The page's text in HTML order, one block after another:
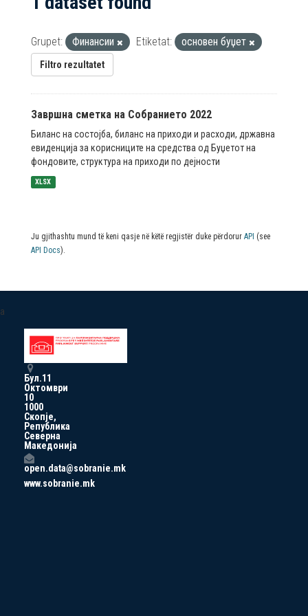
Grupet: Финансии Etiketat: основен буџет
Filtro rezultatet
Завршна сметка на Собранието 2022
Биланс на состојба, биланс на приходи и расходи, државна
евиденција за корисниците на средства од Буџетот на
фондовите, структура на приходи по дејности
XLSX
Ju gjithashtu mund të keni qasje në këtë regjistër duke përdorur API (see
API Docs).
a
Бул.11
Октомври
10
1000
Скопје,
Република
Северна
Македонија
open.data@sobranie.mk
www.sobranie.mk